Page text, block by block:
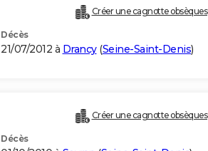
Créer une cagnotte obsèques
Décès
21/07/2012 à Drancy(Seine-Saint-Denis)
Créer une cagnotte obsèques
Décès